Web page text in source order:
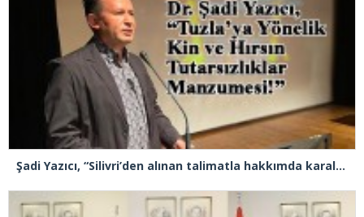
Şadi Yazıcı, “Silivri’den alınan talimatla hakkımda karalama kampanyası yürütülüyor”